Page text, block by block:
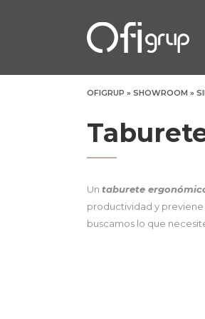
OFIGRUP » SHOWROOM »
Un taburete
productividad y previene
buscamos lo que